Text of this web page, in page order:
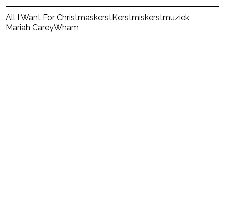
Post Views: 10
All I Want For ChristmaskerstKerstmiskerstmuziek
Mariah CareyWham